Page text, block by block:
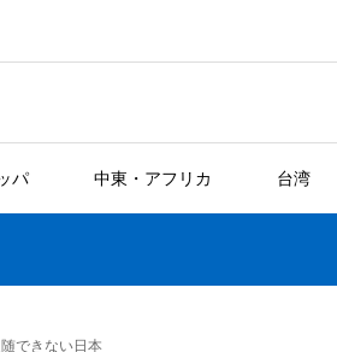
パ 中東・アフリカ 台湾
できない日本